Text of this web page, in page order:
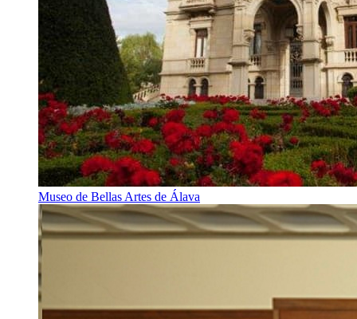
Museo de Bellas Artes de Álava